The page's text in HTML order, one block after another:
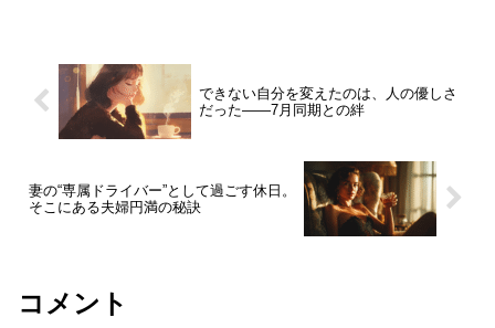
できない自分を変えたのは、人の優しさ
だった——7月同期との絆
妻の“専属ドライバー”として過ごす休日。
そこにある夫婦円満の秘訣
コメント